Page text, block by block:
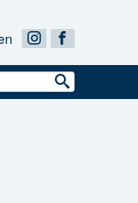
 